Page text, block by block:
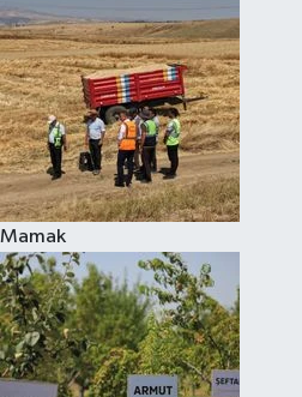
Mamak